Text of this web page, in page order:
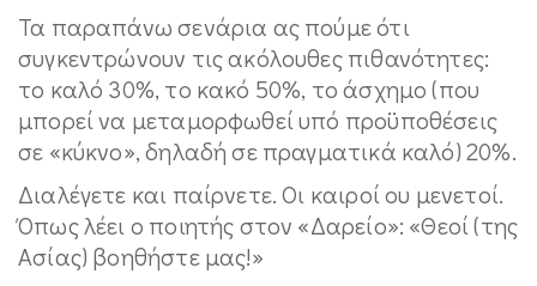
Τα παραπάνω σενάρια ας πούμε ότι
συγκεντρώνουν τις ακόλουθες πιθανότητες:
το καλό 30%, το κακό 50%, το άσχημο (που
μπορεί να μεταμορφωθεί υπό προϋποθέσεις
σε «κύκνο», δηλαδή σε πραγματικά καλό) 20%.
Διαλέγετε και παίρνετε. Οι καιροί ου μενετοί.
Όπως λέει ο ποιητής στον «Δαρείο»: «Θεοί (της
Ασίας) βοηθήστε μας!»